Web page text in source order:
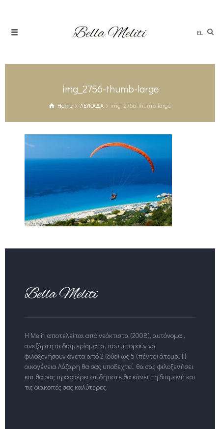
EL
img_2756-thumb-large
Home ΛΕΥΚΑΔΑ img_2756-thumb-large
Η Meliti αποτελείται από νεόκτιστα (2008), αυτόνομα ,
ανεξάρτητα διαμερίσματα, που μπορούν να
φιλοξενήσουν άνετα από 2 (δύο) ως 5 (πέντε) άτομα. Η
οικογένεια Λάζαρη θα σας υποδεχτεί, θα σας φιλοξενήσει
και θα σας προσφέρει οτιδήποτε θα κάνει τη διαμονή και
τις διακοπές σας καλύτερες.